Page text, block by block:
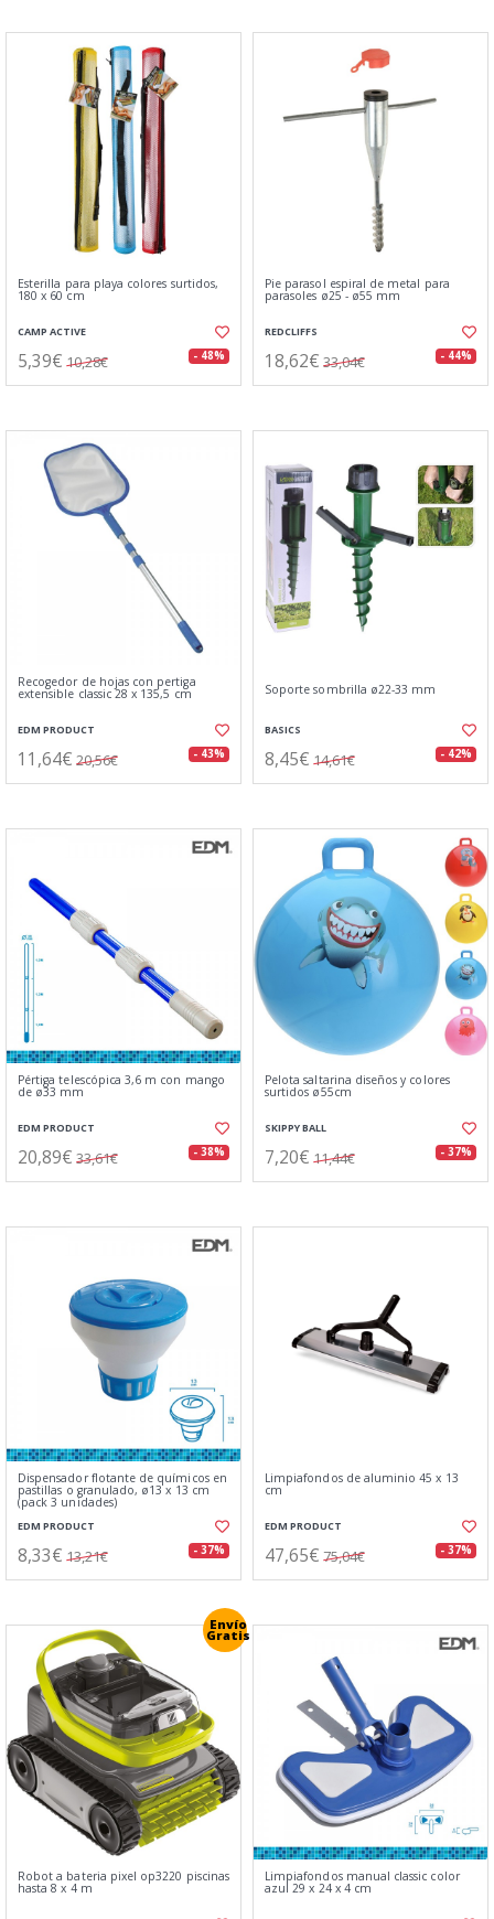
Esterilla para playa colores surtidos,
180 x 60 cm
CAMP ACTIVE
5,39€ 10,28€ - 48%
Pie parasol espiral de metal para
parasoles ø25 - ø55 mm
REDCLIFFS
18,62€ 33,04€ - 44%
Recogedor de hojas con pertiga
extensible classic 28 x 135,5 cm
EDM PRODUCT
11,64€ 20,56€ - 43%
Soporte sombrilla ø22-33 mm
BASICS
8,45€ 14,61€ - 42%
Pértiga telescópica 3,6 m con mango
de ø33 mm
EDM PRODUCT
20,89€ 33,61€ - 38%
Pelota saltarina diseños y colores
surtidos ø55cm
SKIPPY BALL
7,20€ 11,44€ - 37%
Dispensador flotante de químicos en
pastillas o granulado, ø13 x 13 cm
(pack 3 unidades)
EDM PRODUCT
8,33€ 13,21€ - 37%
Limpiafondos de aluminio 45 x 13
cm
EDM PRODUCT
47,65€ 75,04€ - 37%
Envío
Gratis
Robot a bateria pixel op3220 piscinas
hasta 8 x 4 m
Limpiafondos manual classic color
azul 29 x 24 x 4 cm